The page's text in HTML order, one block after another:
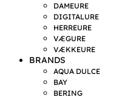
DAMEURE
DIGITALURE
HERREURE
VÆGURE
VÆKKEURE
BRANDS
AQUA DULCE
BAY
BERING